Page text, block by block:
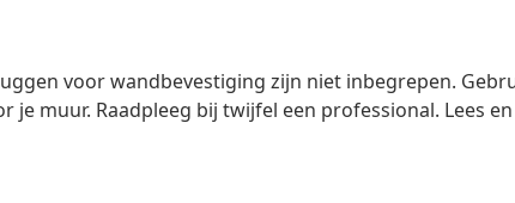
voor wandbevestiging zijn niet inbegrepen.
je muur. Raadpleeg bij twijfel een professional. Lees